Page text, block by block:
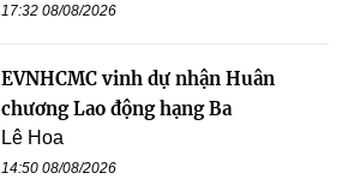
17:32 08/08/2026
EVNHCMC vinh dự nhận Huân
chương Lao động hạng Ba
Lê Hoa
14:50 08/08/2026